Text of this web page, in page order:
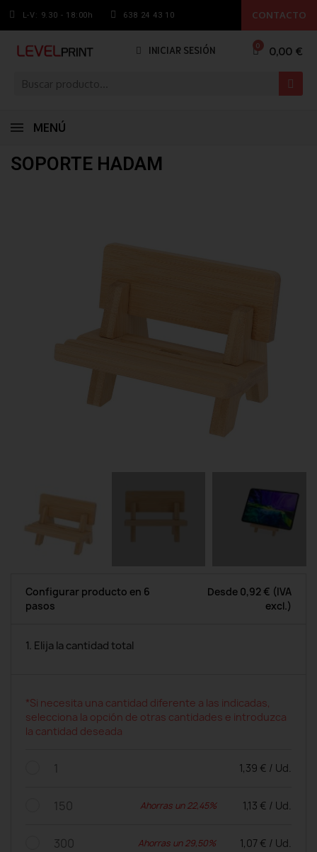
L-V: 9.30 - 18:00h 638 24 43 10 CONTACTO
INICIAR SESIÓN 0,00 €
MENÚ
SOPORTE HADAM
Configurar producto en 6
pasos
Desde 0,92 € (IVA
excl.)
1. Elija la cantidad total
*Si necesita una cantidad diferente a las indicadas,
selecciona la opción de otras cantidades e introduzca
la cantidad deseada
1 1,39 € / Ud.
150 Ahorras un 22,45% 1,13 € / Ud.
300 Ahorras un 29,50% 1,07 € / Ud.